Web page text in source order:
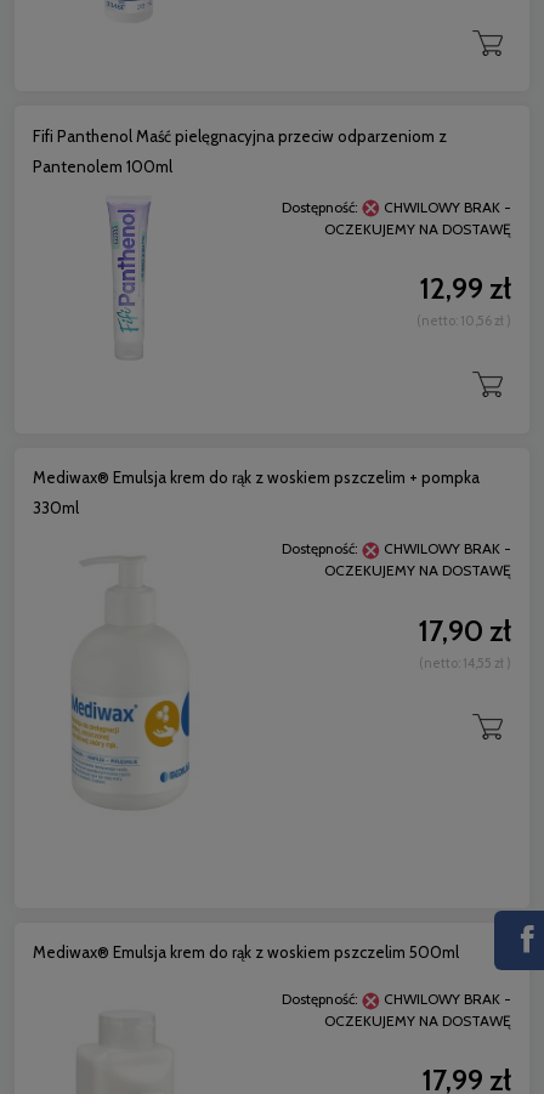
Fifi Panthenol Maść pielęgnacyjna przeciw odparzeniom z
Pantenolem 100ml
Dostępność:
CHWILOWY BRAK -
OCZEKUJEMY NA DOSTAWĘ
12,99 zł
(netto: 10,56 zł )
Mediwax® Emulsja krem do rąk z woskiem pszczelim + pompka
330ml
Dostępność:
CHWILOWY BRAK -
OCZEKUJEMY NA DOSTAWĘ
17,90 zł
(netto: 14,55 zł )
Mediwax® Emulsja krem do rąk z woskiem pszczelim 500ml
Dostępność:
CHWILOWY BRAK -
OCZEKUJEMY NA DOSTAWĘ
17,99 zł